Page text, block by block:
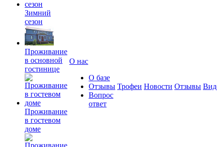
Зимний
сезон
Проживание
в основной
гостинице
Проживание
в гостевом
доме
О нас
О базе
Отзывы
Вопрос
ответ
Трофеи Новости Отзывы